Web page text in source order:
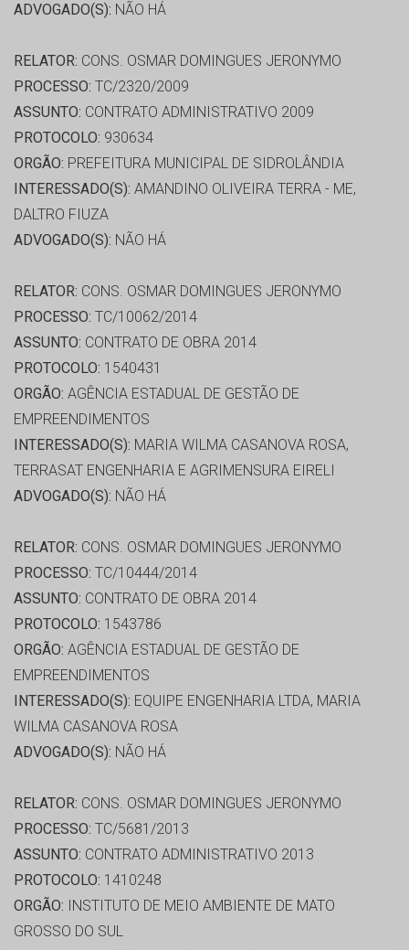
ADVOGADO(S): NÃO HÁ
RELATOR: CONS. OSMAR DOMINGUES JERONYMO
PROCESSO: TC/2320/2009
ASSUNTO: CONTRATO ADMINISTRATIVO 2009
PROTOCOLO: 930634
ORGÃO: PREFEITURA MUNICIPAL DE SIDROLÂNDIA
INTERESSADO(S): AMANDINO OLIVEIRA TERRA - ME,
DALTRO FIUZA
ADVOGADO(S): NÃO HÁ
RELATOR: CONS. OSMAR DOMINGUES JERONYMO
PROCESSO: TC/10062/2014
ASSUNTO: CONTRATO DE OBRA 2014
PROTOCOLO: 1540431
ORGÃO: AGÊNCIA ESTADUAL DE GESTÃO DE
EMPREENDIMENTOS
INTERESSADO(S): MARIA WILMA CASANOVA ROSA,
TERRASAT ENGENHARIA E AGRIMENSURA EIRELI
ADVOGADO(S): NÃO HÁ
RELATOR: CONS. OSMAR DOMINGUES JERONYMO
PROCESSO: TC/10444/2014
ASSUNTO: CONTRATO DE OBRA 2014
PROTOCOLO: 1543786
ORGÃO: AGÊNCIA ESTADUAL DE GESTÃO DE
EMPREENDIMENTOS
INTERESSADO(S): EQUIPE ENGENHARIA LTDA, MARIA
WILMA CASANOVA ROSA
ADVOGADO(S): NÃO HÁ
RELATOR: CONS. OSMAR DOMINGUES JERONYMO
PROCESSO: TC/5681/2013
ASSUNTO: CONTRATO ADMINISTRATIVO 2013
PROTOCOLO: 1410248
ORGÃO: INSTITUTO DE MEIO AMBIENTE DE MATO
GROSSO DO SUL